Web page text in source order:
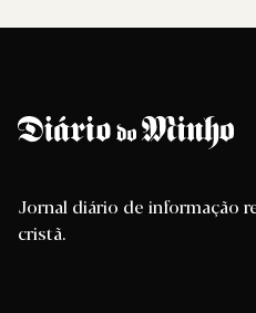
Jornal diário de informação
cristã.